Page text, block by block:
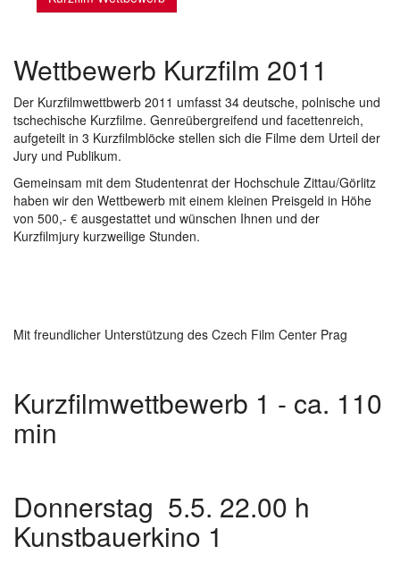
Wettbewerb Kurzfilm 2011
Der Kurzfilmwettbwerb 2011 umfasst 34 deutsche, polnische und
tschechische Kurzfilme. Genreübergreifend und facettenreich,
aufgeteilt in 3 Kurzfilmblöcke stellen sich die Filme dem Urteil der
Jury und Publikum.
Gemeinsam mit dem Studentenrat der Hochschule Zittau/Görlitz
haben wir den Wettbewerb mit einem kleinen Preisgeld in Höhe
von 500,- € ausgestattet und wünschen Ihnen und der
Kurzfilmjury kurzweilige Stunden.
Mit freundlicher Unterstützung des Czech Film Center Prag
Kurzfilmwettbewerb 1 - ca. 110
min
Donnerstag 5.5. 22.00 h
Kunstbauerkino 1